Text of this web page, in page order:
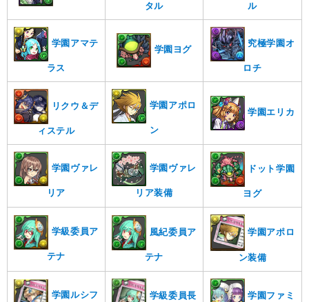
タル ル
学園アマテ
ラス
学園ヨグ
究極学園オ
ロチ
リクウ＆デ
ィステル
学園アポロ
ン
学園エリカ
学園ヴァレ
リア
学園ヴァレ
リア装備
ドット学園
ヨグ
学級委員ア
テナ
風紀委員ア
テナ
学園アポロ
ン装備
学園ルシフ 学級委員長 学園ファミ